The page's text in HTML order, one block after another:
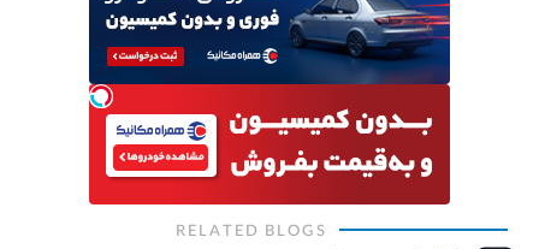
RELATED BLOGS